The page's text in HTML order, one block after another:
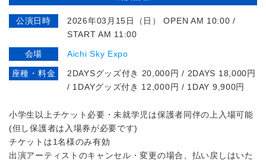
公演日時
2026年03月15日（日） OPEN AM 10:00 /
START AM 11:00
会場 Aichi Sky Expo
座種・料金
2DAYSグッズ付き 20,000円 / 2DAYS 18,000円
/ 1DAYグッズ付き 12,000円 / 1DAY 9,900円
⼩学⽣以上チケット必要・未就学児は保護者同伴の上⼊場可能
(但し保護者は⼊場券が必要です)
チケットは1名様のみ有効
出演アーティストのキャンセル・変更の場合、払い戻しはいた